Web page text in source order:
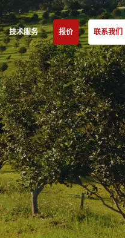
技术服务 报价 联系我们
我们的专长
有机农业
公平贸易
可持续农业
食品质量与安全
企业社会责任
生物多样性与气候变化
环境声明
欧洲
土耳其 (土耳其语)
塞尔维亚 (塞尔维亚语)
德国 (德语)
意大利 (意大利语)
法国 (法语)
瑞士 (德语)
罗马尼亚 (罗马尼亚语)